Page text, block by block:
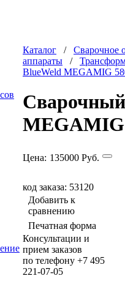
Каталог / Сварочное
аппараты /
BlueWeld MEGAMIG
MEGAMIG
Цена: 135000 Руб.
код заказа: 53120
Добавить к
сравнению
Печатная форма
Консультации и
прием заказов
по телефону +7 495
221-07-05